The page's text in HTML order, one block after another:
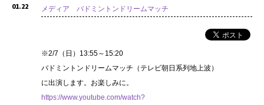
01.22 メディア バドミントンドリームマッチ
※2/7（日）13:55～15:20
バドミントンドリームマッチ（テレビ朝日系列地上波）
に出演します。お楽しみに。
https://www.youtube.com/watch?